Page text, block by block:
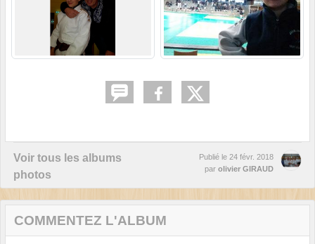
Voir tous les albums
photos
Publié le 24 févr. 2018
par olivier GIRAUD
COMMENTEZ L'ALBUM